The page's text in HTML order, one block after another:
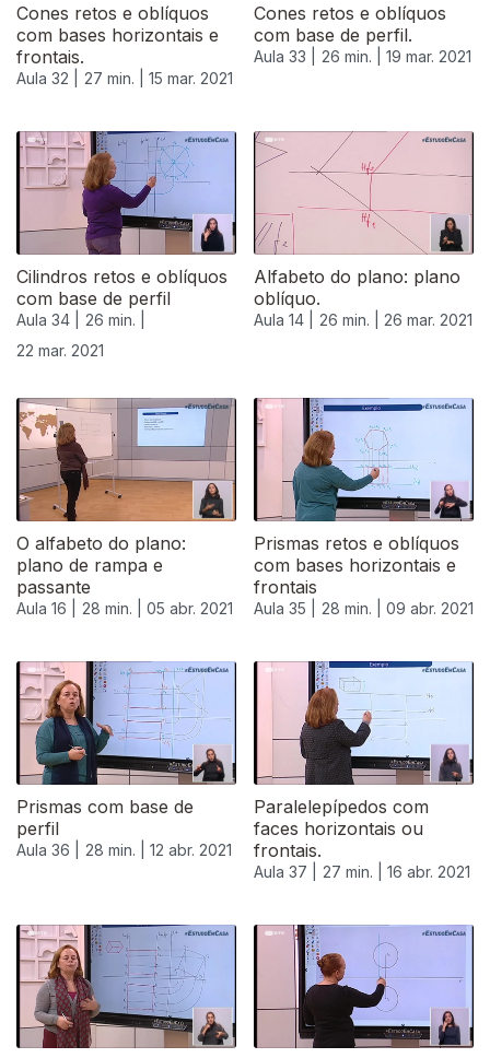
Cones retos e oblíquos
com bases horizontais e
frontais.
Aula 32 | 27 min. | 15 mar. 2021
Cones retos e oblíquos
com base de perfil.
Aula 33 | 26 min. | 19 mar. 2021
Cilindros retos e oblíquos
com base de perfil
Aula 34 |
26 min. |
22 mar. 2021
Alfabeto do plano: plano
oblíquo.
Aula 14 | 26 min. | 26 mar. 2021
532941
O alfabeto do plano:
plano de rampa e
passante
Aula 16 | 28 min. | 05 abr. 2021
Prismas retos e oblíquos
com bases horizontais e
frontais
Aula 35 | 28 min. | 09 abr. 2021
Prismas com base de
perfil
Aula 36 | 28 min. | 12 abr. 2021
Paralelepípedos com
faces horizontais ou
frontais.
Aula 37 | 27 min. | 16 abr. 2021